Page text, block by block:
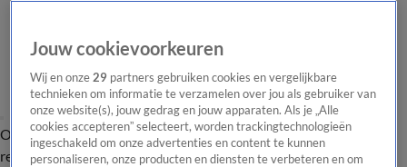
Overzicht Laatste nieuws Regionieuws Het beste van Hart
Tip de
redactie
Jouw cookievoorkeuren
Wij en onze29 partners gebruiken cookies en vergelijkbare
technieken om informatie te verzamelen over jou als gebruiker van
onze website(s), jouw gedrag en jouw apparaten. Als je „Alle
cookies accepteren” selecteert, worden trackingtechnologieën
ingeschakeld om onze advertenties en content te kunnen
personaliseren, onze producten en diensten te verbeteren en om